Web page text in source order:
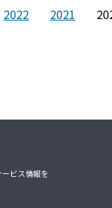
2022 2021
ビス情報を